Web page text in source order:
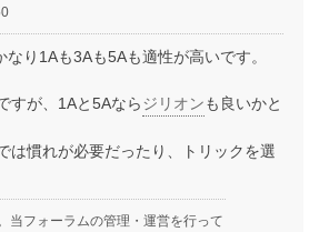
り1Aも3Aも5Aも適性が高いです。
すが、1Aと5Aならジリオンも良いかと
は慣れが必要だったり、トリックを選
当フォーラムの管理・運営を行って